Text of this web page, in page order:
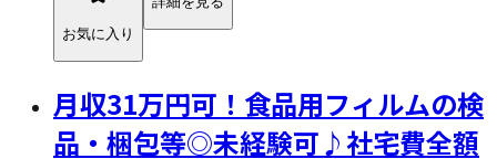
お気に入り
月収31万円可！食品用フィルムの検
品・梱包等◎未経験可♪社宅費全額